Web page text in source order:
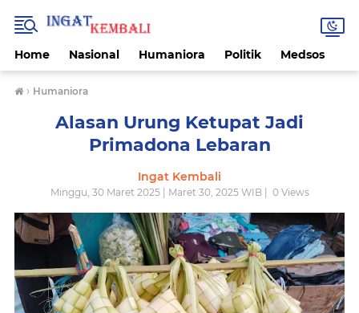
Home Nasional Humaniora Politik Medsos
› Humaniora
Alasan Urung Ketupat Jadi
Primadona Lebaran
Ingat Kembali
Minggu, 30 Maret 2025 | Maret 30, 2025 WIB | 0Views